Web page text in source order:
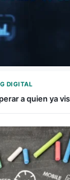
DIGITAL
a quien ya